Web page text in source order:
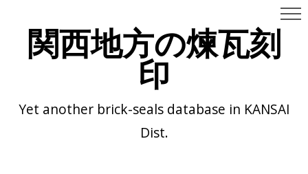
関西地方の煉瓦刻
印
Yet another brick-seals database in KANSAI
Dist.